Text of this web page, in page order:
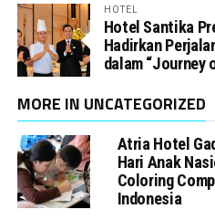
HOTEL
Hotel Santika
Hadirkan
dalam “Journey
MORE IN UNCATEGORIZED
Atria Hotel
Hari Anak
Coloring
Indonesia